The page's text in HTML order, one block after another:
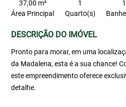
37,00 m²
Área Principal
1
Quarto(s)
1
DESCRIÇÃO DO IMÓVEL
Pronto para morar, em uma
da Madalena, esta é a sua chance!
este empreendimento oferece
detalhe.